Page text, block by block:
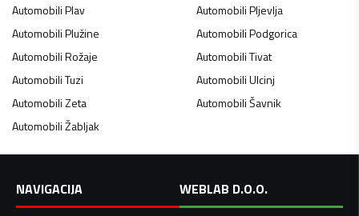
AutomobiliPlav AutomobiliPljevlja
AutomobiliPlužine AutomobiliPodgorica
AutomobiliRožaje AutomobiliTivat
AutomobiliTuzi AutomobiliUlcinj
AutomobiliZeta AutomobiliŠavnik
AutomobiliŽabljak
NAVIGACIJA
WEBLAB D.O.O.